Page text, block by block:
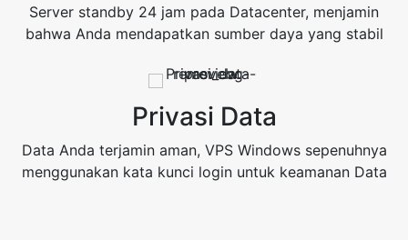
Server standby 24 jam pada Datacenter, menjamin
bahwa Anda mendapatkan sumber daya yang stabil
Privasi Data
Data Anda terjamin aman, VPS Windows sepenuhnya
menggunakan kata kunci login untuk keamanan Data